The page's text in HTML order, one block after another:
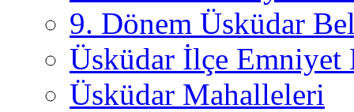
9. Dönem Üsküdar
Üsküdar İlçe
Üsküdar Mahalleleri